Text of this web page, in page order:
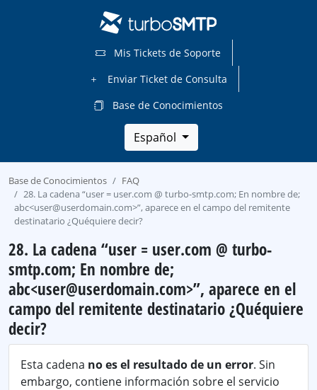
Mis Tickets de Soporte
Enviar Ticket de Consulta
Base de Conocimientos
Español
Base de Conocimientos
FAQ
28. La cadena “user = user.com @ turbo-smtp.com; En nombre de;
abc<user@userdomain.com>”, aparece en el campo del remitente
destinatario ¿Quéquiere decir?
28. La cadena “user = user.com @ turbo-
smtp.com; En nombre de;
abc<user@userdomain.com>”, aparece en el
campo del remitente destinatario ¿Quéquiere
decir?
Esta cadena no es el resultado de un error. Sin
embargo, contiene información sobre el servicio